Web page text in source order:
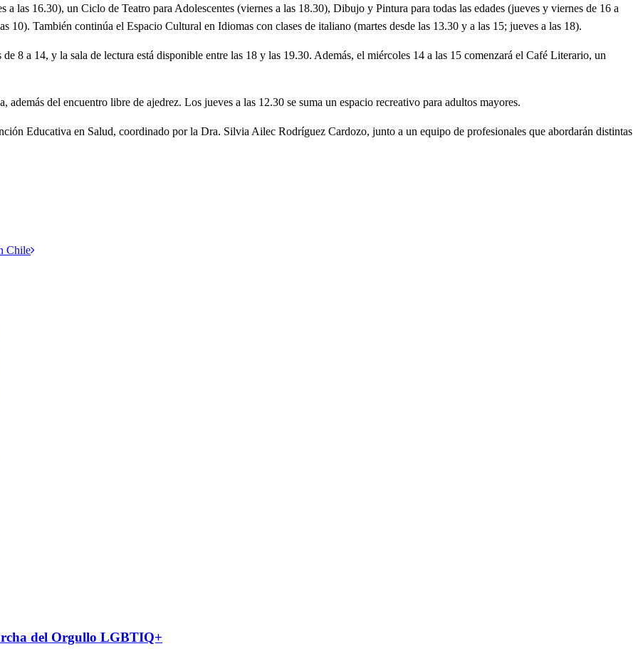
las 16.30), un Ciclo de Teatro para Adolescentes (viernes a las 18.30), Dibujo y Pintura para todas las edades (jueves y viernes de 16 a
10). También continúa el Espacio Cultural en Idiomas con clases de italiano (martes desde las 13.30 y a las 15; jueves a las 18).
8 a 14, y la sala de lectura está disponible entre las 18 y las 19.30. Además, el miércoles 14 a las 15 comenzará el Café Literario, un
del encuentro libre de ajedrez. Los jueves a las 12.30 se suma un espacio recreativo para adultos mayores.
Educativa en Salud, coordinado por la Dra. Silvia Ailec Rodríguez Cardozo, junto a un equipo de profesionales que abordarán distintas
Chile
del Orgullo LGBTIQ+